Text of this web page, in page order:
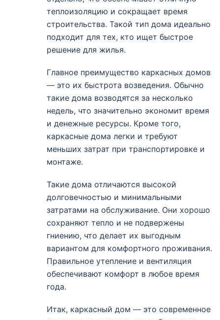
теплоизоляцию и сокращает время
строительства. Такой тип дома идеально
подходит для тех, кто ищет быстрое
решение для жилья.
Главное преимущество каркасных домов
— это их быстрота возведения. Обычно
такие дома возводятся за несколько
недель, что значительно экономит время
и денежные ресурсы. Кроме того,
каркасные дома легки и требуют
меньших затрат при транспортировке и
монтаже.
Такие дома отличаются высокой
долговечностью и минимальными
затратами на обслуживание. Они хорошо
сохраняют тепло и не подвержены
гниению, что делает их выгодным
вариантом для комфортного проживания.
Правильное утепление и вентиляция
обеспечивают комфорт в любое время
года.
Итак, каркасный дом — это современное